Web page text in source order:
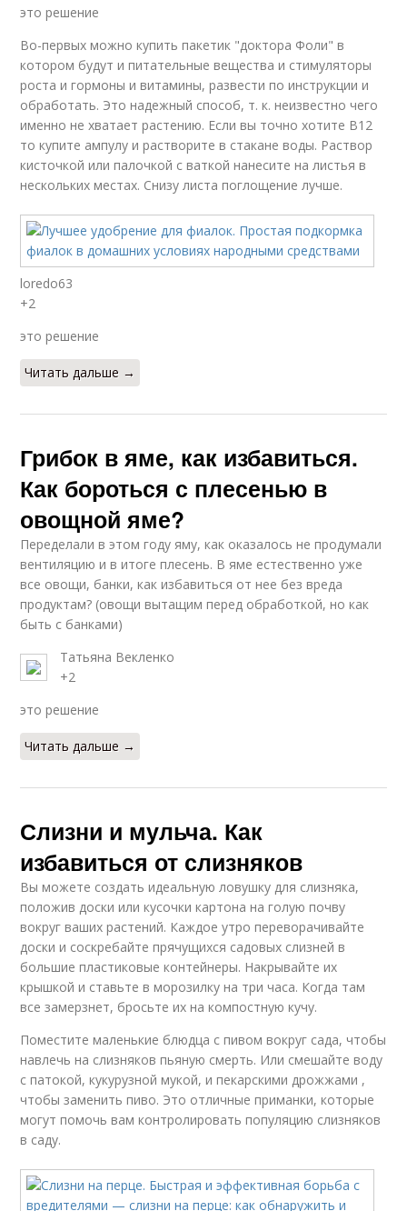
это решение
Во-первых можно купить пакетик "доктора Фоли" в
котором будут и питательные вещества и стимуляторы
роста и гормоны и витамины, развести по инструкции и
обработать. Это надежный способ, т. к. неизвестно чего
именно не хватает растению. Если вы точно хотите В12
то купите ампулу и растворите в стакане воды. Раствор
кисточкой или палочкой с ваткой нанесите на листья в
нескольких местах. Снизу листа поглощение лучше.
loredo63
+2
это решение
Читать дальше →
Грибок в яме, как избавиться.
Как бороться с плесенью в
овощной яме?
Переделали в этом году яму, как оказалось не продумали
вентиляцию и в итоге плесень. В яме естественно уже
все овощи, банки, как избавиться от нее без вреда
продуктам? (овощи вытащим перед обработкой, но как
быть с банками)
Татьяна Векленко
+2
это решение
Читать дальше →
Слизни и мульча. Как
избавиться от слизняков
Вы можете создать идеальную ловушку для слизняка,
положив доски или кусочки картона на голую почву
вокруг ваших растений. Каждое утро переворачивайте
доски и соскребайте прячущихся садовых слизней в
большие пластиковые контейнеры. Накрывайте их
крышкой и ставьте в морозилку на три часа. Когда там
все замерзнет, бросьте их на компостную кучу.
Поместите маленькие блюдца с пивом вокруг сада, чтобы
навлечь на слизняков пьяную смерть. Или смешайте воду
с патокой, кукурузной мукой, и пекарскими дрожжами ,
чтобы заменить пиво. Это отличные приманки, которые
могут помочь вам контролировать популяцию слизняков
в саду.